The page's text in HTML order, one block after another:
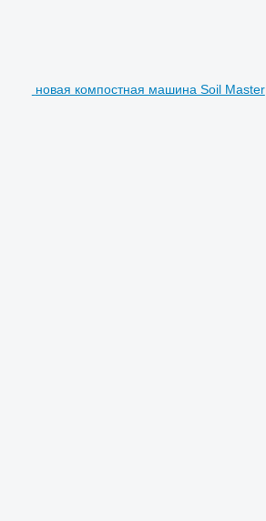
новая компостная машина Soil Master